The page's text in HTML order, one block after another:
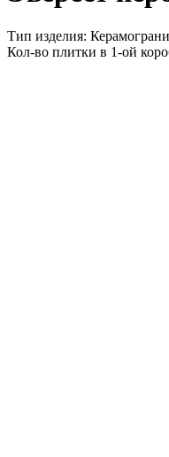
Тип изделия:
Кол-во плитки в 1-ой